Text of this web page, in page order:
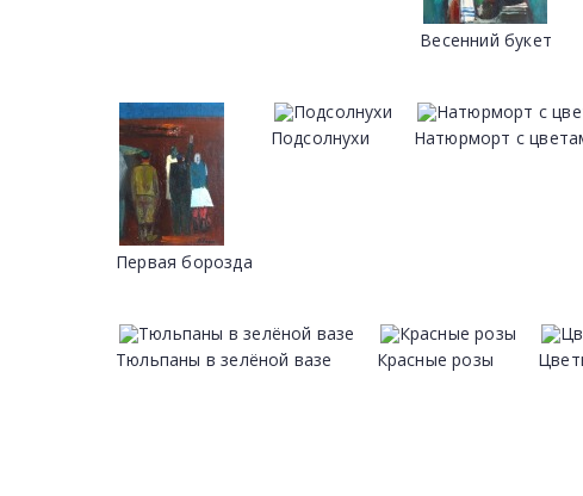
Весенний букет
Первая борозда
Подсолнухи Натюрморт с
Тюльпаны в зелёной вазе Красные розы